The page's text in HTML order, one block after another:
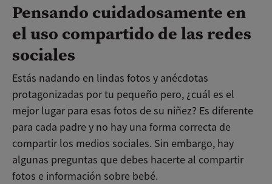
Pensando cuidadosamente en
el uso compartido de las redes
sociales
Estás nadando en lindas fotos y anécdotas
protagonizadas por tu pequeño pero, ¿cuál es el
mejor lugar para esas fotos de su niñez? Es diferente
para cada padre y no hay una forma correcta de
compartir los medios sociales. Sin embargo, hay
algunas preguntas que debes hacerte al compartir
fotos e información sobre bebé.